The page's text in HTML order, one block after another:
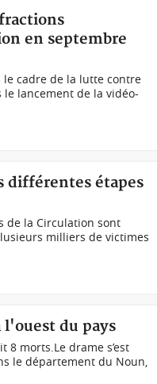
en septembre
le cadre de la lutte contre
le lancement de la vidéo-
différentes étapes
de la Circulation sont
milliers de victimes
l'ouest du pays
8 morts.Le drame s’est
le département du Noun,